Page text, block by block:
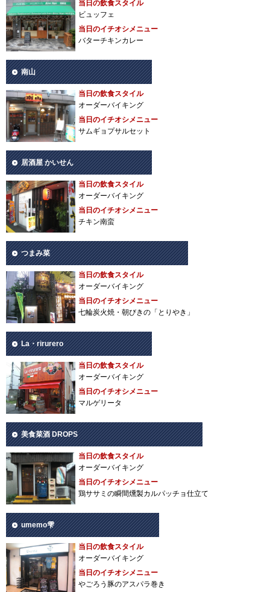
当日の飲食スタイル
ビュッフェ
当日のイチオシメニュー
バターチキンカレー
南山
当日の飲食スタイル
オーダーバイキング
当日のイチオシメニュー
サムギョプサルセット
居酒屋 かいせん
当日の飲食スタイル
オーダーバイキング
当日のイチオシメニュー
チキン南蛮
つまみ菜
当日の飲食スタイル
オーダーバイキング
当日のイチオシメニュー
七輪炭火焼・朝びきの「とりやき」
La・rirurero
当日の飲食スタイル
オーダーバイキング
当日のイチオシメニュー
マルゲリータ
美食菜酒 DROPS
当日の飲食スタイル
オーダーバイキング
当日のイチオシメニュー
鶏ササミの瞬間燻製カルパッチョ仕立て
umemo雫
当日の飲食スタイル
オーダーバイキング
当日のイチオシメニュー
やごろう豚のアスパラ巻き